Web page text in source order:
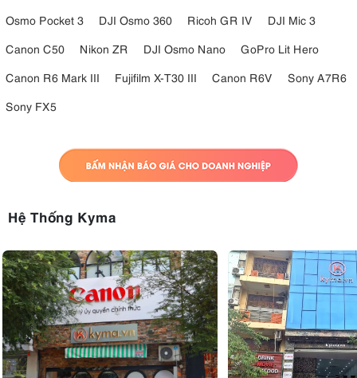
Osmo Pocket 3
DJI Osmo 360 Ricoh GR IV
DJI Mic 3
Canon C50
Nikon ZR DJI Osmo Nano
GoPro Lit Hero
Canon R6 Mark III
Fujifilm X-T30 III Canon R6V
Sony A7R6
Sony FX5
Hệ Thống Kyma